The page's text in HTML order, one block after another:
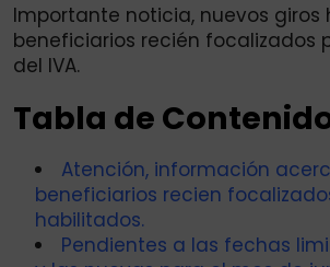
Importante noticia, nuevos giros
beneficiarios recién focalizados
del IVA.
Tabla de
Atención, información
beneficiarios recien
habilitados.
Pendientes a las fechas